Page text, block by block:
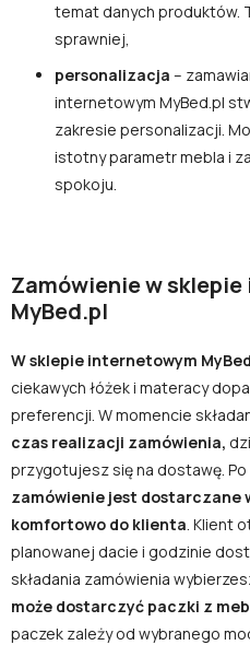
temat danych produktów.
sprawniej,
personalizacja –
internetowym MyBed.pl
zakresie personalizacji.
istotny parametr mebla i
spokoju.
Zamówienie w
MyBed.pl
W sklepie internetowym
ciekawych łóżek i materacy
preferencji. W momencie
czas realizacji zamówienia,
przygotujesz się na dostawę.
zamówienie jest dostarczane
komfortowo do klienta. Klient
planowanej dacie i godzinie
składania zamówienia
może dostarczyć paczki z
paczek zależy od wybranego